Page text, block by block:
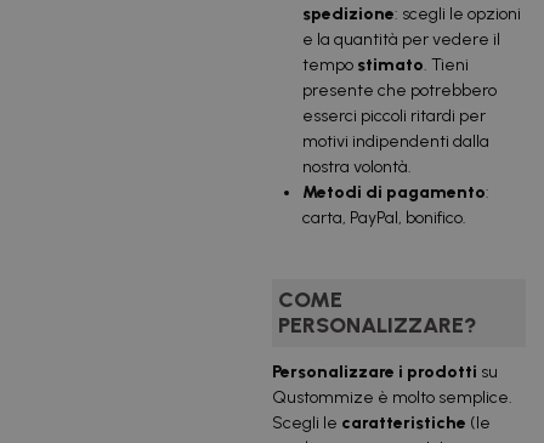
spedizione: scegli le opzioni
e la quantità per vedere il
tempo stimato. Tieni
presente che potrebbero
esserci piccoli ritardi per
motivi indipendenti dalla
nostra volontà.
Metodi di pagamento:
carta, PayPal, bonifico.
COME
PERSONALIZZARE?
Personalizzare i prodotti su
Qustommize è molto semplice.
Scegli le caratteristiche (le